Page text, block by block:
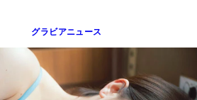
グラビアニュース